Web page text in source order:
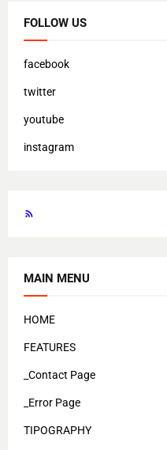
FOLLOW US
facebook
twitter
youtube
instagram
MAIN MENU
HOME
FEATURES
_Contact Page
_Error Page
TIPOGRAPHY